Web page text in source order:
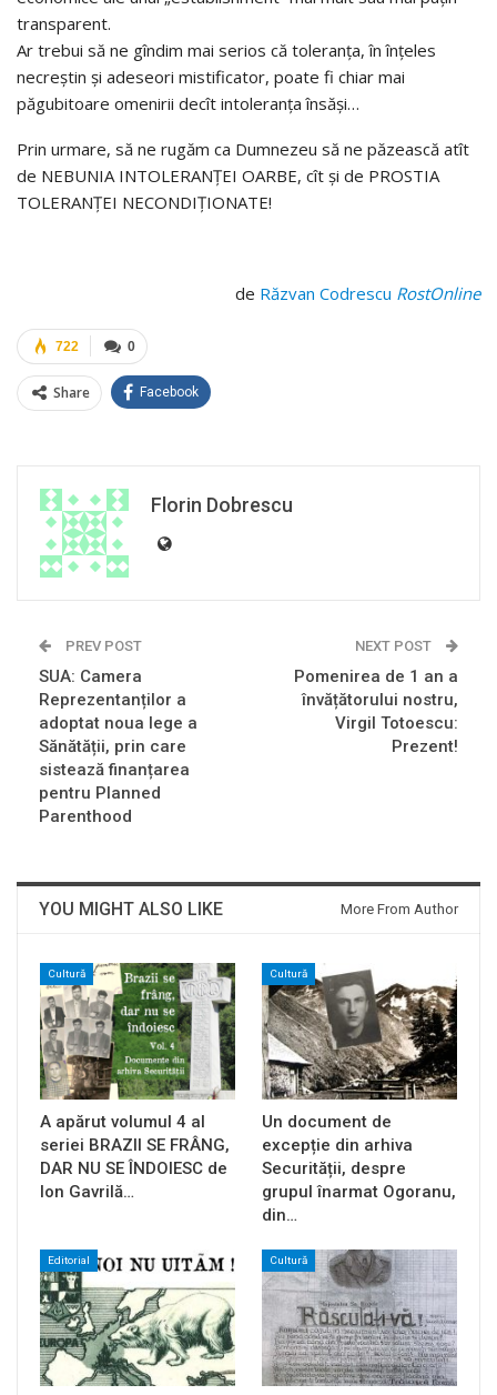
transparent.
Ar trebui să ne gîndim mai serios că toleranţa, în înţeles
necreştin şi adeseori mistificator, poate fi chiar mai
păgubitoare omenirii decît intoleranţa însăşi…
Prin urmare, să ne rugăm ca Dumnezeu să ne păzească atît
de NEBUNIA INTOLERANȚEI OARBE, cît şi de PROSTIA
TOLERANȚEI NECONDIȚIONATE!
de Răzvan Codrescu RostOnline
0
722
Share Facebook
Florin Dobrescu
PREV POST
SUA: Camera
Reprezentanților a
adoptat noua lege a
Sănătății, prin care
sistează finanțarea
pentru Planned
Parenthood
NEXT POST
Pomenirea de 1 an a
învățătorului nostru,
Virgil Totoescu:
Prezent!
YOU MIGHT ALSO LIKE More From Author
Cultură
A apărut volumul 4 al
seriei BRAZII SE FRÂNG,
DAR NU SE ÎNDOIESC de
Ion Gavrilă…
Cultură
Un document de
excepție din arhiva
Securității, despre
grupul înarmat Ogoranu,
din…
Editorial Cultură